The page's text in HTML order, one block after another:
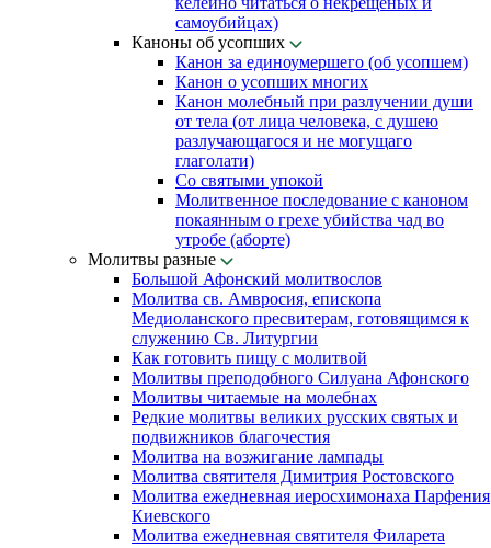
самоубийцах)
Каноны об усопших
Канон за единоумершего (об усопшем)
Канон о усопших многих
Канон молебный при разлучении души
от тела (от лица человека, с душею
разлучающагося и не могущаго
глаголати)
Со святыми упокой
Молитвенное последование с каноном
покаянным о грехе убийства чад во
утробе (аборте)
Молитвы разные
Большой Афонский молитвослов
Молитва св. Амвросия, епископа
Медиоланского пресвитерам, готовящимся к
служению Св. Литургии
Как готовить пищу с молитвой
Молитвы преподобного Силуана Афонского
Молитвы читаемые на молебнах
Редкие молитвы великих русских святых и
подвижников благочестия
Молитва на возжигание лампады
Молитва святителя Димитрия Ростовского
Молитва ежедневная иеросхимонаха Парфения
Киевского
Молитва ежедневная святителя Филарета